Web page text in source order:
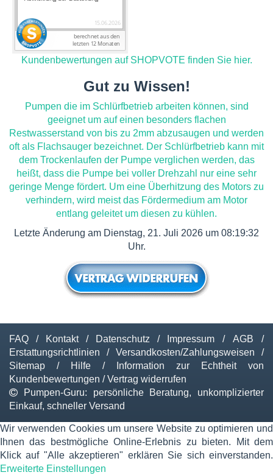
Kundenbewertungen auf SHOPVOTE finden Sie hier.
Gut zu Wissen!
Pumpen die im Schlürfbetrieb arbeiten können, sind
geeignet um auf einen besonders flachen
Restwasserstand von bis zu 2mm abzusaugen und werden
oft als Flachsauger bezeichnet. Der Schlürfbetrieb kann mit
dem Trockenlaufen der Pumpe verglichen werden, das
heißt, dass die Pumpe bei voller Drehzahl nur eine sehr
geringe Menge fördert. Um eine Überhitzung des Motors zu
verhindern, wird meist das Fördermedium am Motor
entlang geleitet um diesen zu kühlen.
Letzte Änderung am Dienstag, 21. Juli 2026 um 08:19:32
Uhr.
FAQ / Kontakt / Datenschutz / Impressum / AGB
/
Erstattungsrichtlinien
/ Versandkosten/Zahlungsweisen
/
Sitemap
/ Hilfe /
Information zur Echtheit von
Kundenbewertungen / Vertrag widerrufen
Pumpen-Guru: persönliche Beratung, unkomplizierter
Einkauf, schneller Versand
Wir verwenden Cookies um unsere Website zu optimieren und
Ihnen das bestmögliche Online-Erlebnis zu bieten. Mit dem
Klick auf "Alle akzeptieren" erklären Sie sich einverstanden.
Erweiterte Einstellungen